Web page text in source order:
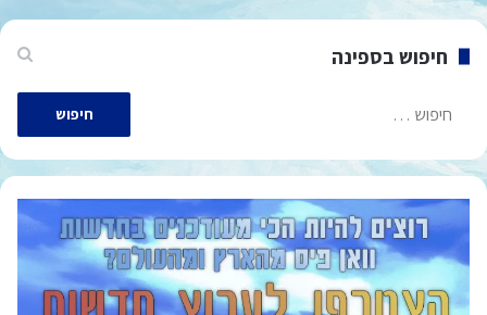
חיפוש בספינה
חיפוש: